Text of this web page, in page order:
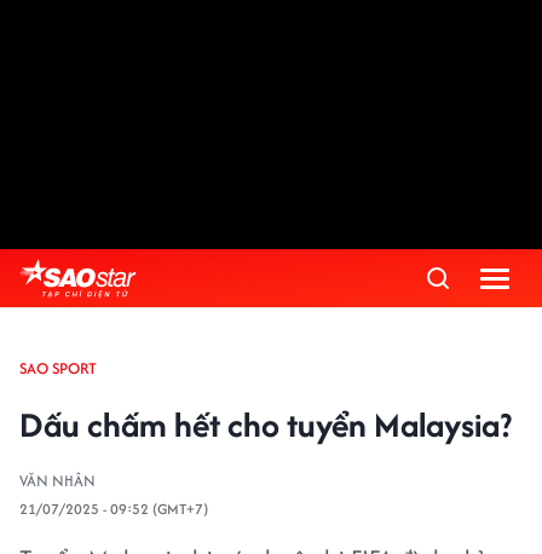
SAO SPORT
Dấu chấm hết cho tuyển Malaysia?
VĂN NHÂN
21/07/2025 - 09:52 (GMT+7)